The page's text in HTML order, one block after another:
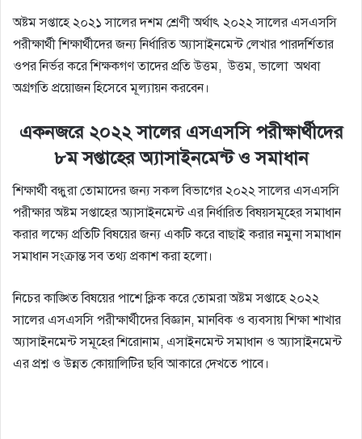
অষ্টম সপ্তাহে ২০২১ সালের দশম শ্রেণী অর্থাৎ ২০২২ সালের এসএসসি
পরীক্ষার্থী শিক্ষার্থীদের জন্য নির্ধারিত অ্যাসাইনমেন্ট লেখার পারদর্শিতার
ওপর নির্ভর করে শিক্ষকগণ তাদের প্রতি উত্তম, উত্তম, ভালো অথবা
অগ্রগতি প্রয়োজন হিসেবে মূল্যায়ন করবেন।
একনজরে ২০২২ সালের এসএসসি পরীক্ষার্থীদের
৮ম সপ্তাহের অ্যাসাইনমেন্ট ও সমাধান
শিক্ষার্থী বন্ধুরা তোমাদের জন্য সকল বিভাগের ২০২২ সালের এসএসসি
পরীক্ষার অষ্টম সপ্তাহের অ্যাসাইনমেন্ট এর নির্ধারিত বিষয়সমূহের সমাধান
করার লক্ষ্যে প্রতিটি বিষয়ের জন্য একটি করে বাছাই করার নমুনা সমাধান
সমাধান সংক্রান্ত সব তথ্য প্রকাশ করা হলো।
নিচের কাঙ্খিত বিষয়ের পাশে ক্লিক করে তোমরা অষ্টম সপ্তাহে ২০২২
সালের এসএসসি পরীক্ষার্থীদের বিজ্ঞান, মানবিক ও ব্যবসায় শিক্ষা শাখার
অ্যাসাইনমেন্ট সমূহের শিরোনাম, এসাইনমেন্ট সমাধান ও অ্যাসাইনমেন্ট
এর প্রশ্ন ও উন্নত কোয়ালিটির ছবি আকারে দেখতে পাবে।